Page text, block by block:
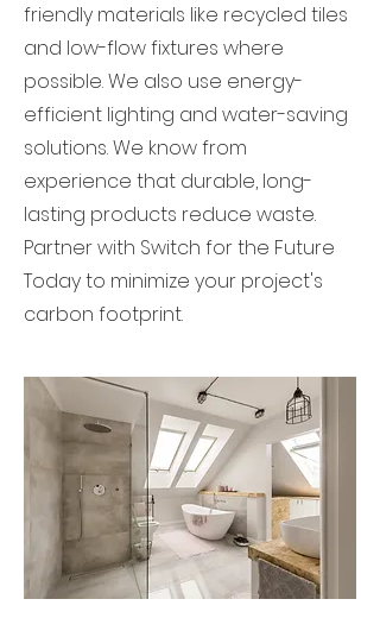
friendly materials like recycled tiles
and low-flow fixtures where
possible. We also use energy-
efficient lighting and water-saving
solutions. We know from
experience that durable, long-
lasting products reduce waste.
Partner with Switch for the Future
Today to minimize your project's
carbon footprint.